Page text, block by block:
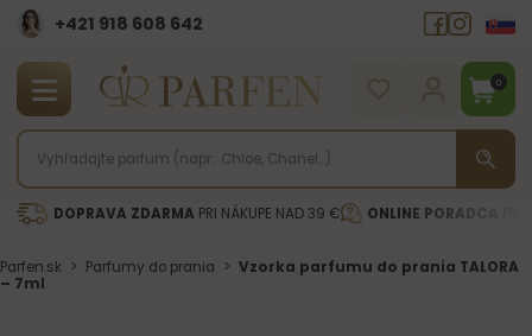
+421 918 608 642‬
0
DOPRAVA ZDARMA PRI NÁKUPE NAD 39 € ONLINE PORADCA
Parfen.sk > Parfumy do prania > Vzorka parfumu do prania TALORA
– 7ml